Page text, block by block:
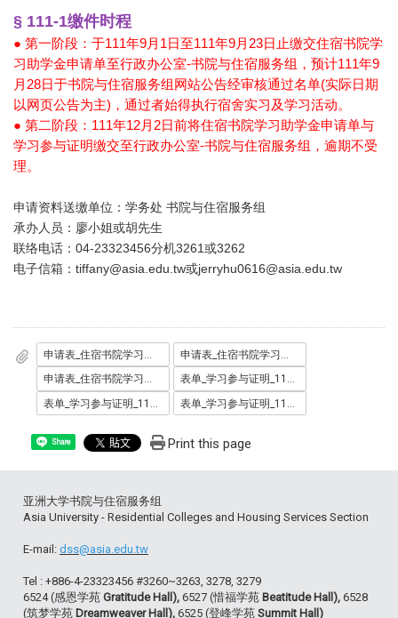
§ 111-1缴件时程
● 第一阶段：于111年9月1日至111年9月23日止缴交住宿书院学
习助学金申请单至行政办公室-书院与住宿服务组，预计111年9
月28日于书院与住宿服务组网站公告经审核通过名单(实际日期
以网页公告为主)，通过者始得执行宿舍实习及学习活动。
● 第二阶段：111年12月2日前将住宿书院学习助学金申请单与
学习参与证明缴交至行政办公室-书院与住宿服务组，逾期不受
理。
申请资料送缴单位：学务处 书院与住宿服务组
承办人员：廖小姐或胡先生
联络电话：04-23323456分机3261或3262
电子信箱：tiffany@asia.edu.tw或jerryhu0616@asia.edu.tw
申请表_住宿书院学习助学金_1110711_.pdf
表单_学习参与证明_1110711_.docx
Share Print this page
亚洲大学书院与住宿服务组
Asia University - Residential Colleges and Housing Services Section
E-mail: dss@asia.edu.tw
Tel : +886-4-23323456 #3260~3263, 3278, 3279
6524 (感恩学苑 Gratitude Hall), 6527 (惜福学苑 Beatitude Hall), 6528
(筑梦学苑 Dreamweaver Hall), 6525 (登峰学苑 Summit Hall)